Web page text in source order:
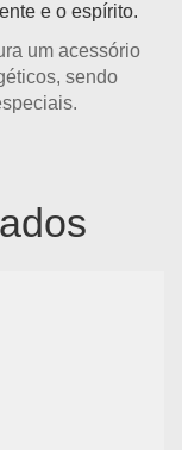
e o espírito.
um acessório
sendo